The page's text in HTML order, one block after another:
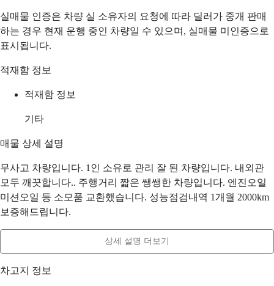
실매물 인증은 차량 실 소유자의 요청에 따라 딜러가 중개 판매
하는 경우 현재 운행 중인 차량일 수 있으며, 실매물 미인증으로
표시됩니다.
적재함 정보
적재함 정보
기타
매물 상세 설명
무사고 차량입니다. 1인 소유로 관리 잘 된 차량입니다. 내외관
모두 깨끗합니다.. 주행거리 짧은 쌩쌩한 차량입니다. 엔진오일
미션오일 등 소모품 교환했습니다. 성능점검내역 1개월 2000km
보증해드립니다.
상세 설명 더보기
차고지 정보